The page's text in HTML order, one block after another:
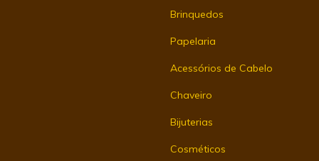
Brinquedos
Papelaria
Acessórios de Cabelo
Chaveiro
Bijuterias
Cosméticos